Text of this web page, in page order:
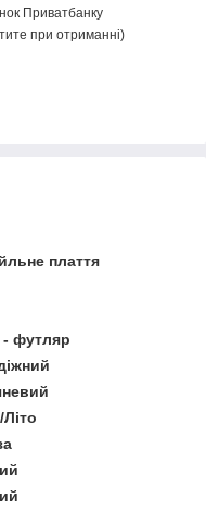
Приватбанку
при отриманні)
плаття
- футляр